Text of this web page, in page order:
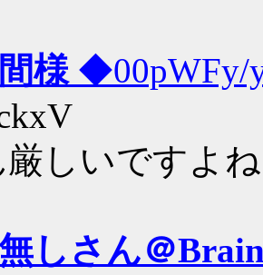
様 ◆00pWFy/
厳しいですよ
しさん＠